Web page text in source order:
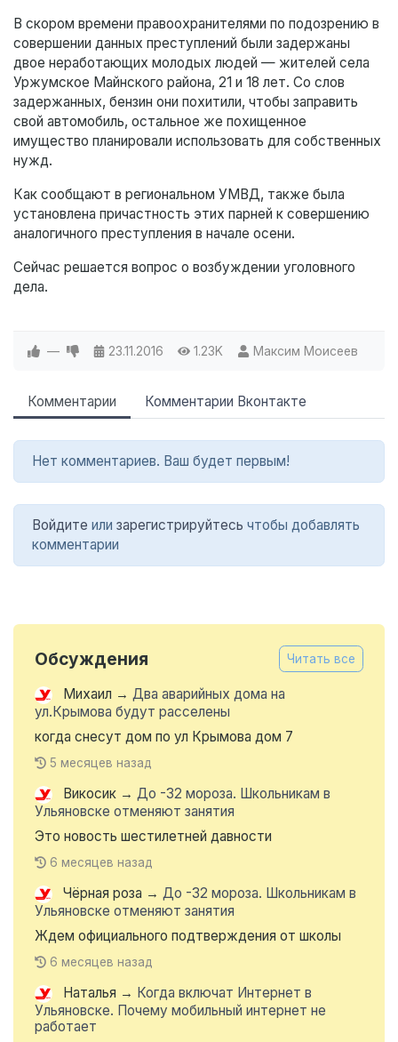
В скором времени правоохранителями по подозрению в
совершении данных преступлений были задержаны
двое неработающих молодых людей — жителей села
Уржумское Майнского района, 21 и 18 лет. Со слов
задержанных, бензин они похитили, чтобы заправить
свой автомобиль, остальное же похищенное
имущество планировали использовать для собственных
нужд.
Как сообщают в региональном УМВД, также была
установлена причастность этих парней к совершению
аналогичного преступления в начале осени.
Сейчас решается вопрос о возбуждении уголовного
дела.
— 23.11.2016 1.23K Максим Моисеев
Комментарии Комментарии Вконтакте
Нет комментариев. Ваш будет первым!
Войдите или зарегистрируйтесь чтобы добавлять
комментарии
Обсуждения Читать все
Михаил → Два аварийных дома на
ул.Крымова будут расселены
когда снесут дом по ул Крымова дом 7
5 месяцев назад
Викосик → До -32 мороза. Школьникам в
Ульяновске отменяют занятия
Это новость шестилетней давности
6 месяцев назад
Чёрная роза → До -32 мороза. Школьникам в
Ульяновске отменяют занятия
Ждем официального подтверждения от школы
6 месяцев назад
Наталья → Когда включат Интернет в
Ульяновске. Почему мобильный интернет не
работает